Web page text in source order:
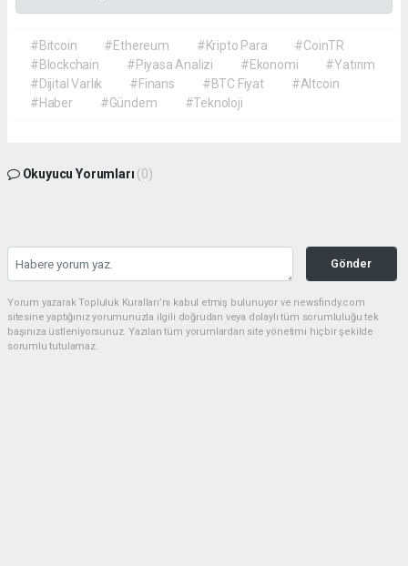
#Bitcoin #Ethereum #Kripto Para
#CoinTR
#Blockchain
#Piyasa Analizi #Ekonomi
#Yatırım
#Dijital Varlık
#Finans #BTC Fiyat
#Altcoin
#Haber
#Gündem #Teknoloji
Okuyucu Yorumları (0)
Gönder
Yorum yazarak Topluluk Kuralları’nı kabul etmiş bulunuyor ve newsfindy.com
sitesine yaptığınız yorumunuzla ilgili doğrudan veya dolaylı tüm sorumluluğu tek
başınıza üstleniyorsunuz. Yazılan tüm yorumlardan site yönetimi hiçbir şekilde
sorumlu tutulamaz.